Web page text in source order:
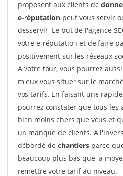
proposent aux clients de
e-réputation peut vous servir
desservir. Le but de l'agence
votre e-réputation et de faire
positivement sur les réseaux
A votre tour, vous pourrez
mieux vous situer sur le
vos tarifs. En faisant une
pourrez constater que tous les
bien moins chers que vous et
un manque de clients. A
débordé de chantiers parce
beaucoup plus bas que la
remettre votre tarif au niveau.